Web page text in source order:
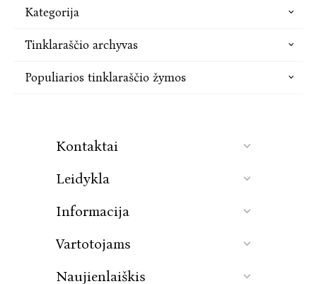
gyvenimu“, naujausia knyga – tai
alternatyvias Amerikas, kur skirtingus
Antonio Iturbe „Po atviru dangum“
Pasakojimas pakeri biografiniu tikrumu,
Kategorija
Tinklaraščio archyvas
Populiarios tinklaraščio žymos
Kontaktai
Leidykla
Informacija
Vartotojams
Naujienlaiškis